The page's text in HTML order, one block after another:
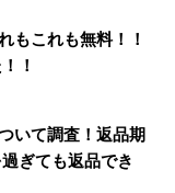
もこれも無料！！
！
いて調査！返品期
ぎても返品でき